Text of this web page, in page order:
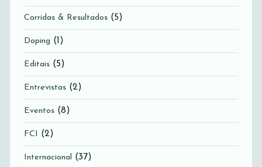
Corridas & Resultados (5)
Doping (1)
Editais (5)
Entrevistas (2)
Eventos (8)
FCI (2)
Internacional (37)